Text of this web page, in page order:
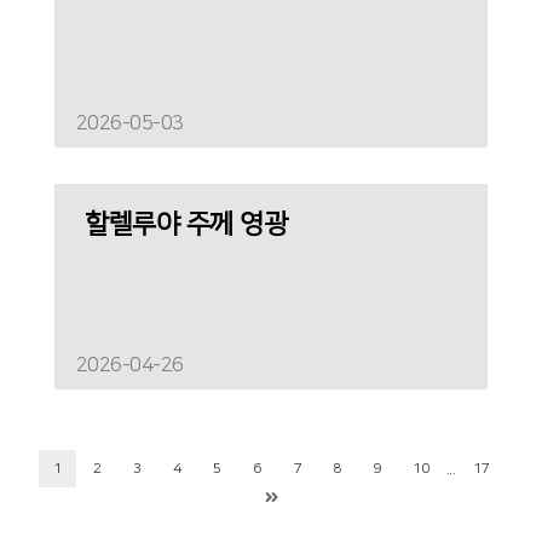
2026-05-03
할렐루야 주께 영광
2026-04-26
1 2 3 4 5 6 7 8 9 10 17